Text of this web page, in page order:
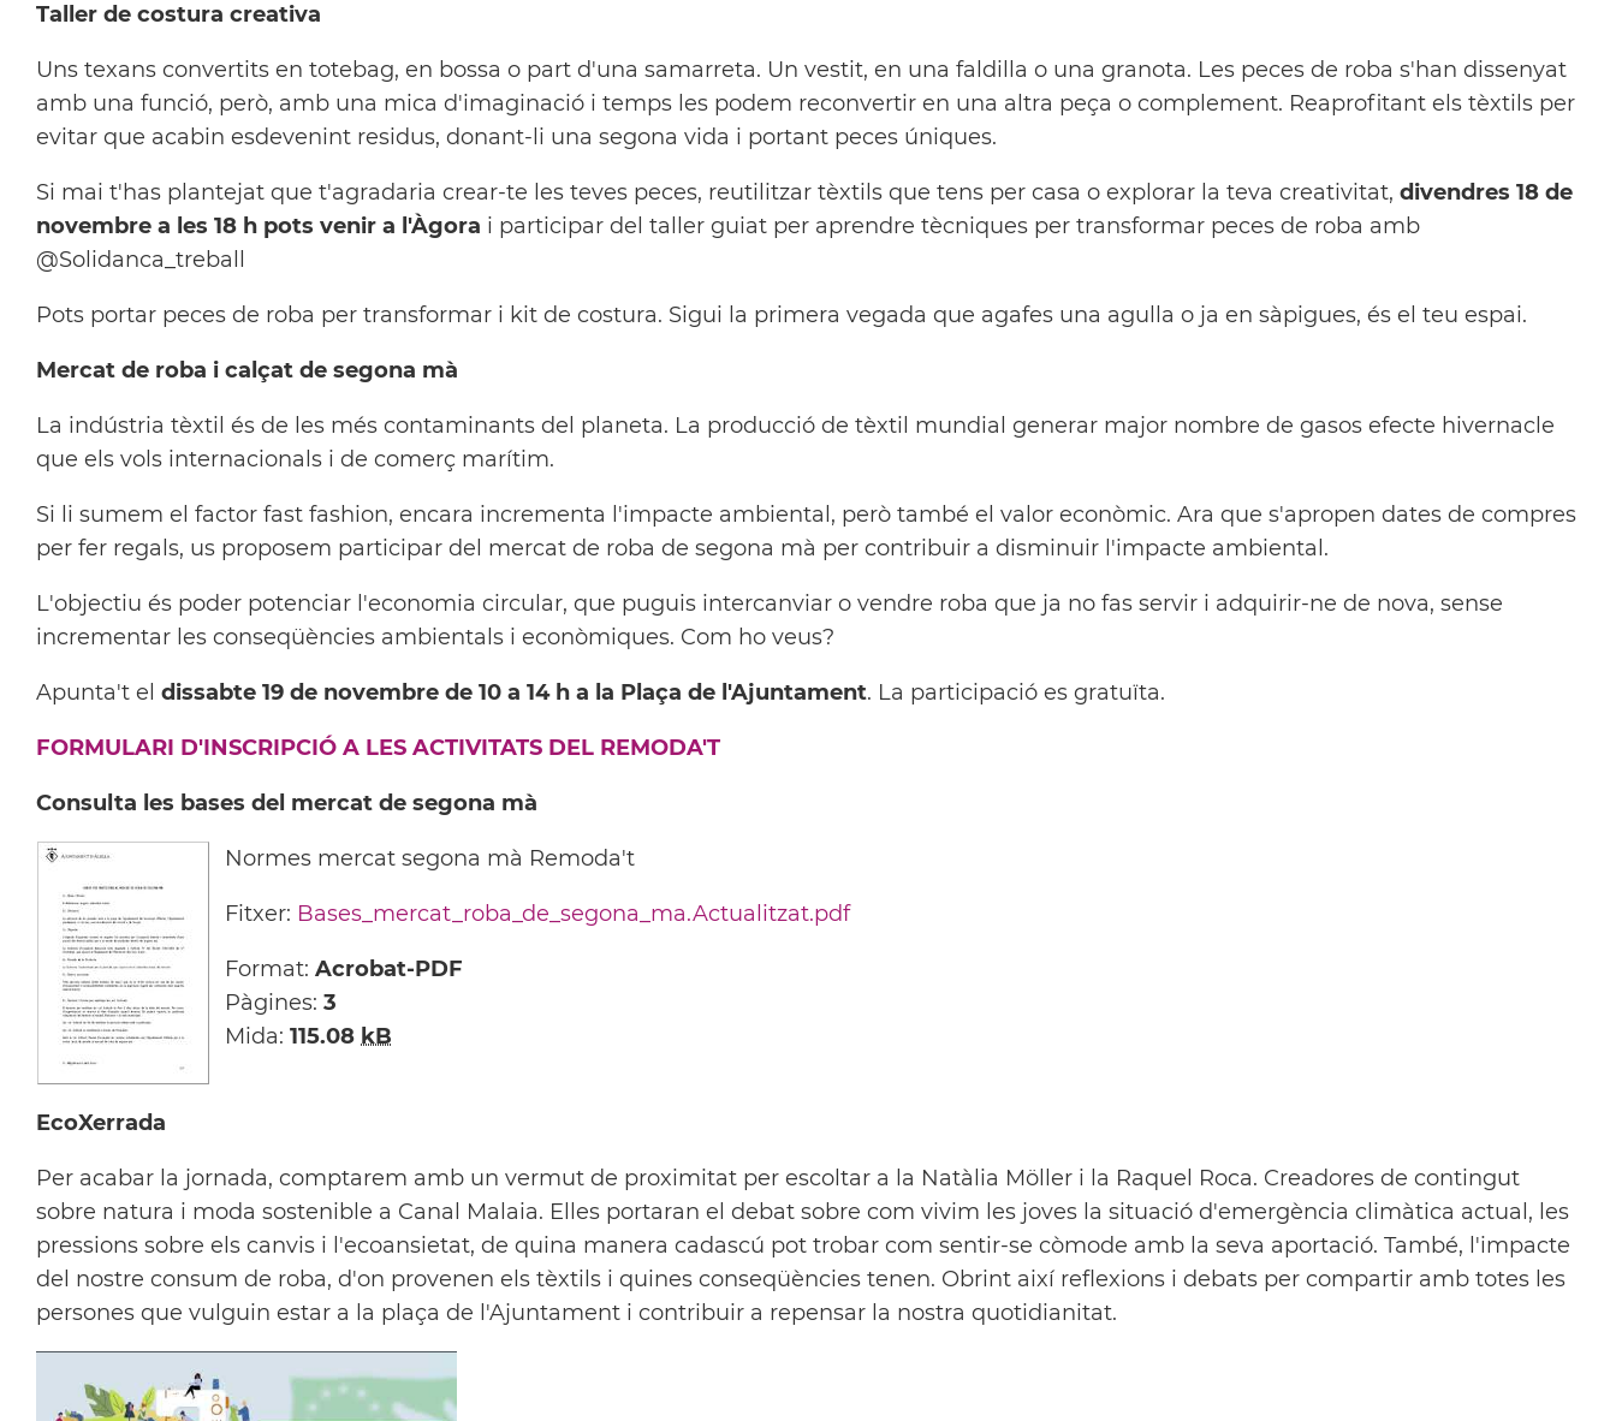
Taller de costura creativa
Uns texans convertits en totebag, en bossa o part d'una samarreta. Un vestit, en una faldilla o una granota. Les peces de roba s'han dissenyat
amb una funció, però, amb una mica d'imaginació i temps les podem reconvertir en una altra peça o complement. Reaprofitant els tèxtils per
evitar que acabin esdevenint residus, donant-li una segona vida i portant peces úniques.
Si mai t'has plantejat que t'agradaria crear-te les teves peces, reutilitzar tèxtils que tens per casa o explorar la teva creativitat, divendres 18 de
novembre a les 18 h pots venir a l'Àgora i participar del taller guiat per aprendre tècniques per transformar peces de roba amb
@Solidanca_treball
Pots portar peces de roba per transformar i kit de costura. Sigui la primera vegada que agafes una agulla o ja en sàpigues, és el teu espai.
Mercat de roba i calçat de segona mà
La indústria tèxtil és de les més contaminants del planeta. La producció de tèxtil mundial generar major nombre de gasos efecte hivernacle
que els vols internacionals i de comerç marítim.
Si li sumem el factor fast fashion, encara incrementa l'impacte ambiental, però també el valor econòmic. Ara que s'apropen dates de compres
per fer regals, us proposem participar del mercat de roba de segona mà per contribuir a disminuir l'impacte ambiental.
L'objectiu és poder potenciar l'economia circular, que puguis intercanviar o vendre roba que ja no fas servir i adquirir-ne de nova, sense
incrementar les conseqüències ambientals i econòmiques. Com ho veus?
Apunta't el dissabte 19 de novembre de 10 a 14 h a la Plaça de l'Ajuntament. La participació es gratuïta.
FORMULARI D'INSCRIPCIÓ A LES ACTIVITATS DEL REMODA'T
Consulta les bases del mercat de segona mà
Normes mercat segona mà Remoda't
Fitxer: Bases_mercat_roba_de_segona_ma.Actualitzat.pdf
Format: Acrobat-PDF
Pàgines: 3
Mida: 115.08 kB
EcoXerrada
Per acabar la jornada, comptarem amb un vermut de proximitat per escoltar a la Natàlia Möller i la Raquel Roca. Creadores de contingut
sobre natura i moda sostenible a Canal Malaia. Elles portaran el debat sobre com vivim les joves la situació d'emergència climàtica actual, les
pressions sobre els canvis i l'ecoansietat, de quina manera cadascú pot trobar com sentir-se còmode amb la seva aportació. També, l'impacte
del nostre consum de roba, d'on provenen els tèxtils i quines conseqüències tenen. Obrint així reflexions i debats per compartir amb totes les
persones que vulguin estar a la plaça de l'Ajuntament i contribuir a repensar la nostra quotidianitat.